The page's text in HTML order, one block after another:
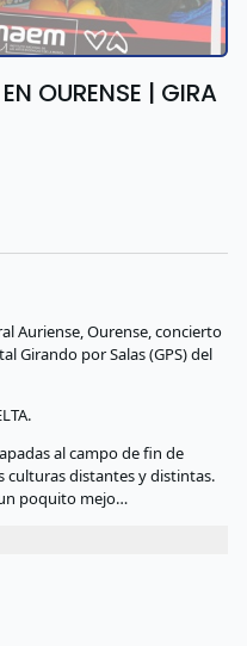
OURENSE | GIRA
Auriense, Ourense, concierto
Girando por Salas (GPS) del
al campo de fin de
culturas distantes y distintas.
poquito mejo…